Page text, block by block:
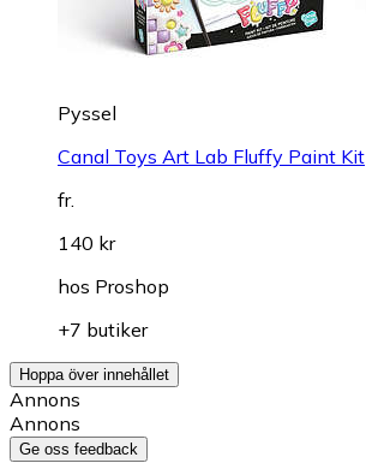
Pyssel
Canal Toys Art Lab Fluffy Paint Kit
fr.
140 kr
hos Proshop
+7 butiker
Hoppa över innehållet
Annons
Annons
Ge oss feedback